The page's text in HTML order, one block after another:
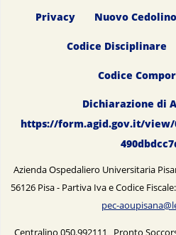
Privacy Nuovo
Codice Disciplinare
Codice
Dichiarazione di
https://form.agid.gov.it/view/
Azienda Ospedaliero Universitaria
56126 Pisa - Partiva Iva e Codice
pec-
Centralino 050.992111 Pronto